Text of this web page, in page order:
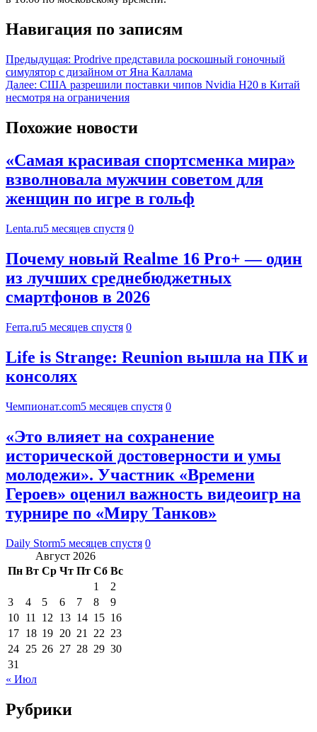
Навигация по записям
Предыдущая: Prodrive представила роскошный гоночный
симулятор с дизайном от Яна Каллама
Далее: США разрешили поставки чипов Nvidia H20 в Китай
несмотря на ограничения
Похожие новости
«Самая красивая спортсменка мира»
взволновала мужчин советом для
женщин по игре в гольф
Lenta.ru5 месяцев спустя 0
Почему новый Realme 16 Pro+ — один
из лучших среднебюджетных
смартфонов в 2026
Ferra.ru5 месяцев спустя 0
Life is Strange: Reunion вышла на ПК и
консолях
Чемпионат.com5 месяцев спустя 0
«Это влияет на сохранение
исторической достоверности и умы
молодежи». Участник «Времени
Героев» оценил важность видеоигр на
турнире по «Миру Танков»
Daily Storm5 месяцев спустя 0
Август 2026
Пн Вт Ср Чт Пт Сб Вс
1
2
3
4 5 6 7 8
9
10 11 12 13 14 15 16
17 18 19 20 21 22 23
24 25 26 27 28 29 30
31
« Июл
Рубрики